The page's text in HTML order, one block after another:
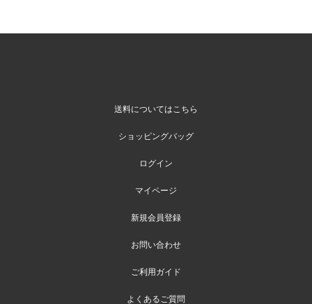
送料についてはこちら
ショッピングバッグ
ログイン
マイページ
新規会員登録
お問い合わせ
ご利用ガイド
よくあるご質問